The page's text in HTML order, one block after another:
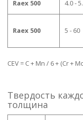
Raex 500 4.0 -
Raex 500 5 - 60
CEV = C + Mn / 6 + (Cr +
Твердость
толщина